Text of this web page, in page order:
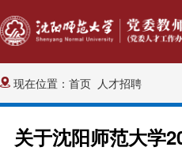
现在位置： 首页 人才招聘
关于沈阳师范大学